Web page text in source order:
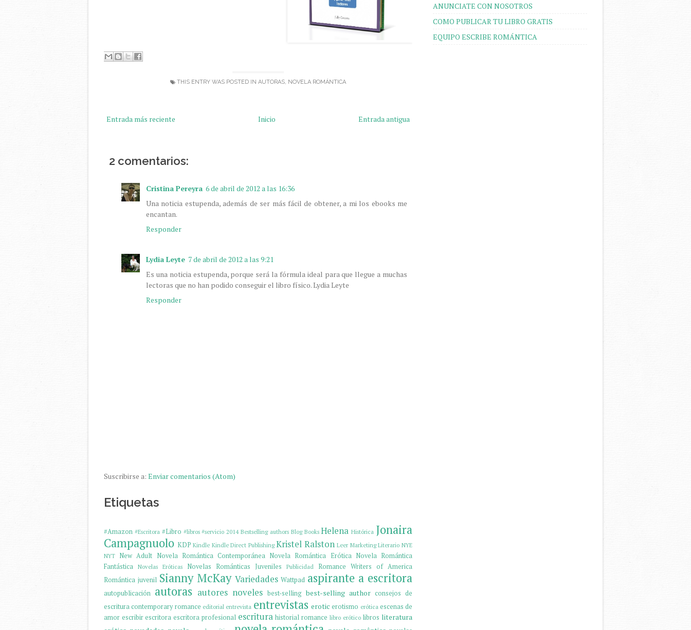
THIS ENTRY WAS POSTED IN AUTORAS, NOVELA ROMÁNTICA
Entrada más reciente Entrada antigua
Inicio
2 comentarios:
Cristina Pereyra 6 de abril de 2012 a las 16:36
Una noticia estupenda, además de ser más fácil de obtener, a mi los ebooks me
encantan.
Responder
Lydia Leyte 7 de abril de 2012 a las 9:21
Es una noticia estupenda, porque será la fórmula ideal para que llegue a muchas
lectoras que no han podido conseguir el libro físico. Lydia Leyte
Responder
Suscribirse a: Enviar comentarios (Atom)
Etiquetas
#Amazon #Escritora #Libro #libros #servicio 2014 Bestselling authors Blog Books Helena Histórica Jonaira
Campagnuolo KDP Kindle Kindle Direct Publishing Kristel Ralston Leer Marketing Literario NYE
NYT New Adult Novela Romántica Contemporánea Novela Romántica Erótica Novela Romántica
Fantástica Novelas Eróticas Novelas Románticas Juveniles Publicidad
Romance Writers of America
Romántica juvenil Sianny McKay Variedades Wattpad aspirante a escritora
autopublicación autoras autores noveles best-selling best-selling author consejos de
escrituracontemporary romance editorial entrevista entrevistas erotic erotismo erótica escenas de
amor escribir escritora escritora profesional escritura historial romance libro erótico libros literatura
ANUNCIATE CON NOSOTROS
COMO PUBLICAR TU LIBRO GRATIS
EQUIPO ESCRIBE ROMÁNTICA